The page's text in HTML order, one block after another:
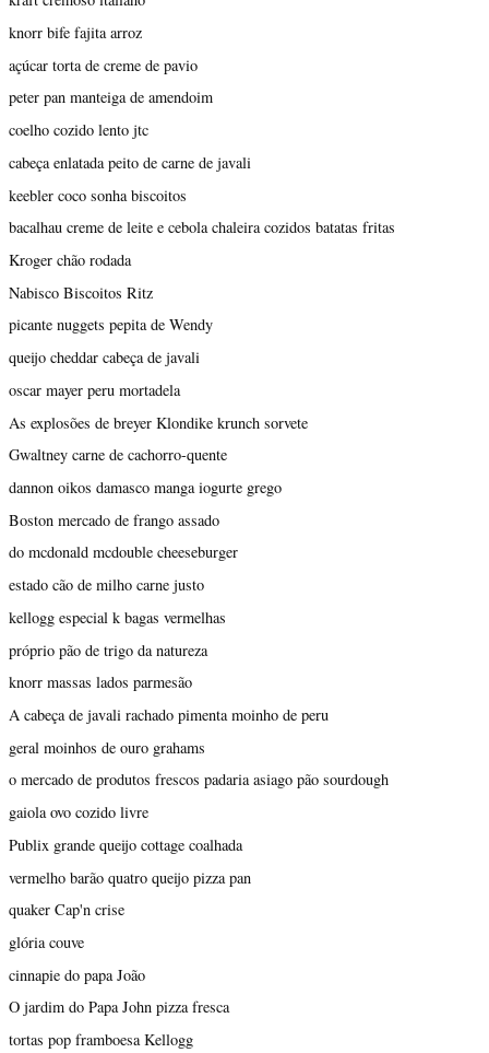
knorr bife fajita arroz
açúcar torta de creme de pavio
peter pan manteiga de amendoim
coelho cozido lento jtc
cabeça enlatada peito de carne de javali
keebler coco sonha biscoitos
bacalhau creme de leite e cebola chaleira cozidos batatas fritas
Kroger chão rodada
Nabisco Biscoitos Ritz
picante nuggets pepita de Wendy
queijo cheddar cabeça de javali
oscar mayer peru mortadela
As explosões de breyer Klondike krunch sorvete
Gwaltney carne de cachorro-quente
dannon oikos damasco manga iogurte grego
Boston mercado de frango assado
do mcdonald mcdouble cheeseburger
estado cão de milho carne justo
kellogg especial k bagas vermelhas
próprio pão de trigo da natureza
knorr massas lados parmesão
A cabeça de javali rachado pimenta moinho de peru
geral moinhos de ouro grahams
o mercado de produtos frescos padaria asiago pão sourdough
gaiola ovo cozido livre
Publix grande queijo cottage coalhada
vermelho barão quatro queijo pizza pan
quaker Cap'n crise
glória couve
cinnapie do papa João
O jardim do Papa John pizza fresca
tortas pop framboesa Kellogg